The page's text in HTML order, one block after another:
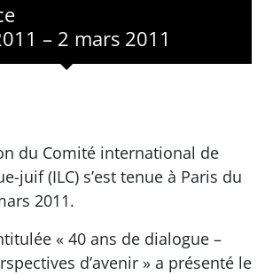
– 2 mars 2011
du Comité international de
juif (ILC) s’est tenue à Paris du
2011.
« 40 ans de dialogue –
d’avenir » a présenté le